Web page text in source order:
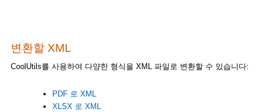
변환할 XML
CoolUtils를 사용하여 다양한 형식을 XML 파일로 변환할 수 있습니다:
PDF 로 XML
XLSX 로 XML